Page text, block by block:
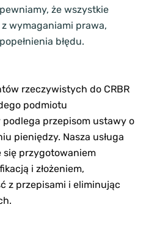
że wszystkie
z wymaganiami prawa,
błędu.
rzeczywistych do CRBR
podmiotu
przepisom ustawy o
pieniędzy. Nasza usługa
się przygotowaniem
i złożeniem,
z przepisami i eliminując